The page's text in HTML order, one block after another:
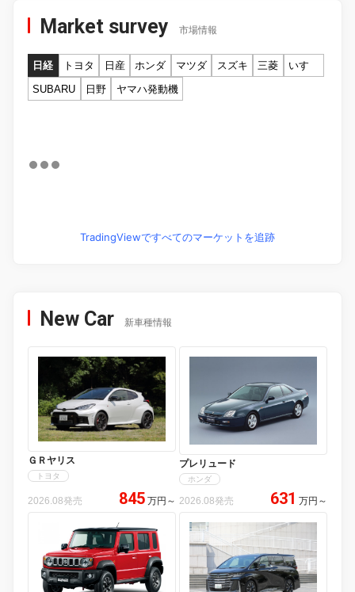
Market survey 市場情報
日経 トヨタ 日産 ホンダ マツダ スズキ 三菱
いすゞ
SUBARU
日野 ヤマハ発動機
TradingViewですべてのマーケットを追跡
New Car 新車種情報
ＧＲヤリス
トヨタ
2026.08発売 845 万円 ～
プレリュード
ホンダ
2026.08発売 631 万円 ～